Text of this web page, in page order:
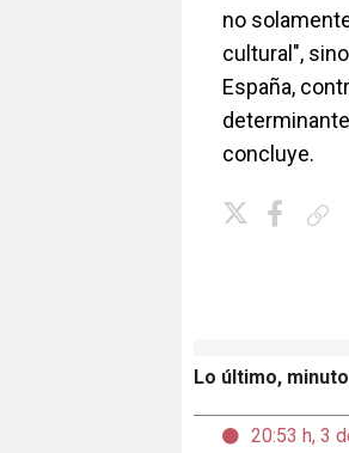
no
cultural",
España,
concluye.
Lo último,
20:53 h, 3